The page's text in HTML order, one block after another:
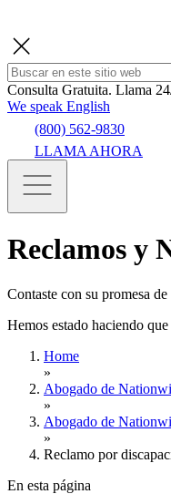
Consulta Gratuita. Llama
We speak English
(800) 562-9830
LLAMA AHORA
Reclamos y
Contaste con su promesa
Hemos estado haciendo
Home
»
Abogado de
»
Abogado de
»
Reclamo por
En esta página